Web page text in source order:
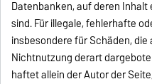
Datenbanken, auf deren
sind. Für illegale, fehlerhafte
insbesondere für Schäden,
Nichtnutzung derart
haftet allein der Autor der